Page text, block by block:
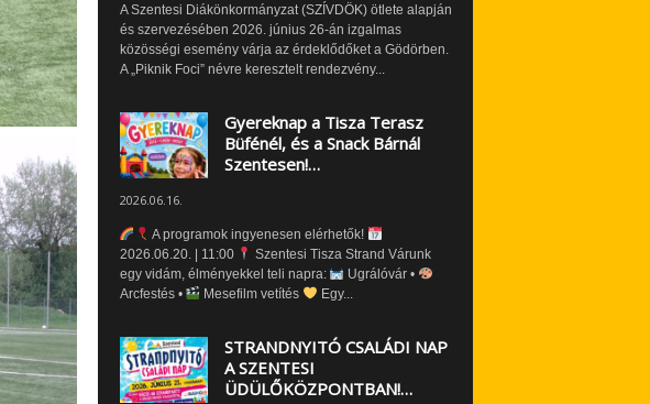
A Szentesi Diákönkormányzat (SZÍVDÖK) ötlete alapján
és szervezésében 2026. június 26-án izgalmas
közösségi esemény várja az érdeklődőket a Gödörben.
A „Piknik Foci” névre keresztelt rendezvény...
Gyereknap a Tisza Terasz
Büfénél, és a Snack Bárnál
Szentesen!…
2026.06.16.
A programok ingyenesen elérhetők!
2026.06.20. | 11:00
Szentesi Tisza Strand Várunk
egy vidám, élményekkel teli napra:
Ugrálóvár •
Arcfestés •
Mesefilm vetítés Egy...
STRANDNYITÓ CSALÁDI NAP
A SZENTESI
ÜDÜLŐKÖZPONTBAN!…